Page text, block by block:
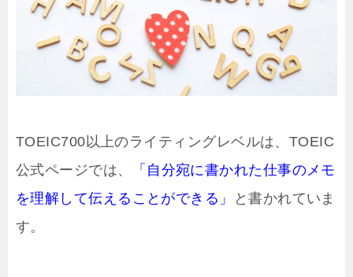
TOEIC700以上のライティングレベルは、TOEIC
公式ページでは、
「自分宛に書かれた仕事のメモ
を理解して伝えることができる」
と書かれていま
す。